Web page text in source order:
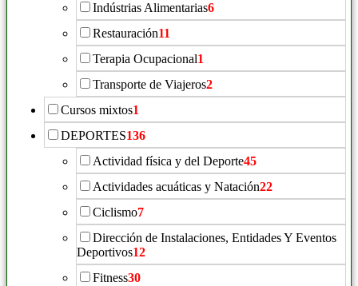
Indústrias Alimentarias6
Restauración11
Terapia Ocupacional1
Transporte de Viajeros2
Cursos mixtos1
DEPORTES136
Actividad física y del Deporte45
Actividades acuáticas y Natación22
Ciclismo7
Dirección de Instalaciones, Entidades Y Eventos
Deportivos12
Fitness30